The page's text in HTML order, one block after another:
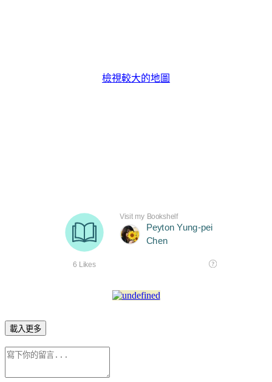
檢視較大的地圖
載入更多